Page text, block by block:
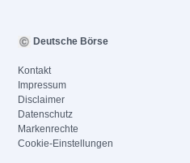
Deutsche Börse
Kontakt
Impressum
Disclaimer
Datenschutz
Markenrechte
Cookie-Einstellungen